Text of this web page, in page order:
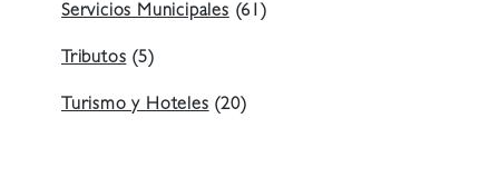
Servicios Municipales(61)
Tributos(5)
Turismo y Hoteles(20)